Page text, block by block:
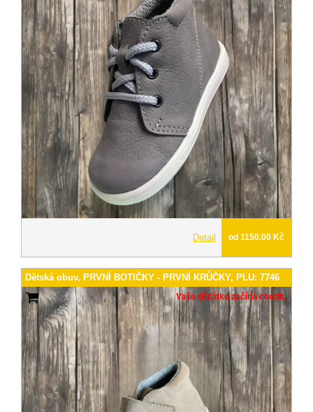
Detail od 1150.00 Kč
Dětská obuv, PRVNÍ BOTIČKY - PRVNÍ KRŮČKY, PLU: 7746
Vaše děťátko začíná chodit..